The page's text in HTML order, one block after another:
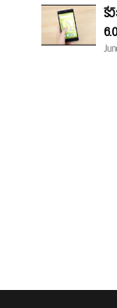
รี